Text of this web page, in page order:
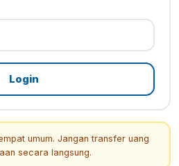
Login
umum. Jangan transfer uang
secara langsung.